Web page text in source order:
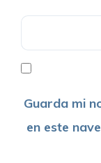
Guarda mi
en este